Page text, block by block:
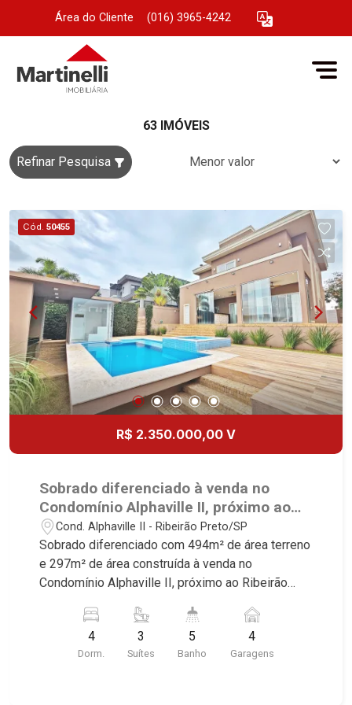
Área do Cliente (016) 3965-4242
63 IMÓVEIS
Refinar Pesquisa
Cód. 50455
R$ 2.350.000,00 V
Sobrado diferenciado à venda no
Condomínio Alphaville II, próximo ao
Ribeirão Shopping - Ribeirão Preto/SP.
Cond. Alphaville II - Ribeirão Preto/SP
Sobrado diferenciado com 494m² de área terreno
e 297m² de área construída à venda no
Condomínio Alphaville II, próximo ao Ribeirão
Preto/SP. Conheça as características deste
imóvel que a Martinelli Imobiliária selecionou
para você: - 494m² de área terreno e 297m² de
4
Dorm.
3
Suítes
5
Banho
4
Garagens